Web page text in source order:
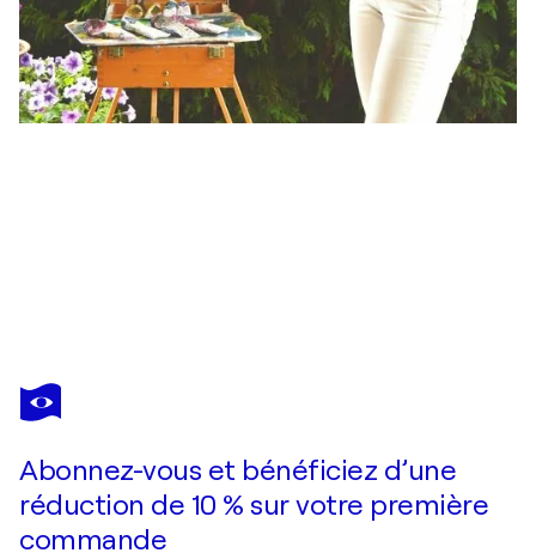
IRYNA
BUIVOLOVA
Je passe commande
Abonnez-vous et bénéficiez d’une
réduction de 10 % sur votre première
commande